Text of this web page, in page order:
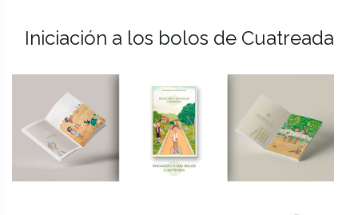
Iniciación a los bolos de Cuatreada